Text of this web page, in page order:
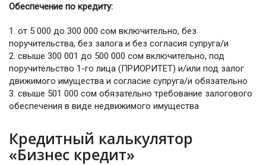
Обеспечение по кредиту:
1. от 5 000 до 300 000 сом включительно, без
поручительства, без залога и без согласия супруга/и
2. свыше 300 001 до 500 000 сом включительно, под
поручительство 1-го лица (ПРИОРИТЕТ) и/или под залог
движимого имущества и согласие супруга/и обязательно
3. свыше 501 000 сом обязательно требование залогового
обеспечения в виде недвижимого имущества
Кредитный калькулятор
«Бизнес кредит»